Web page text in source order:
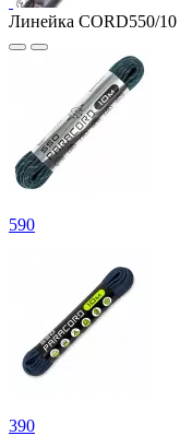
Линейка CORD550/10
590
390